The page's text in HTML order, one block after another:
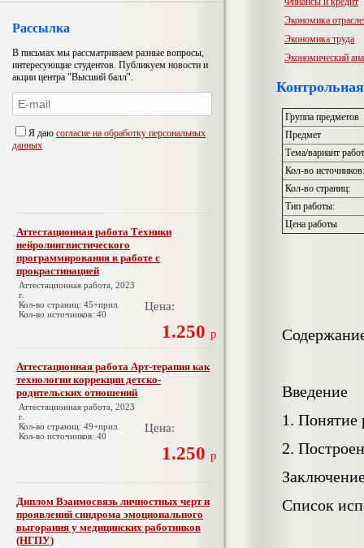
Рассылка
В письмах мы рассматриваем разные вопросы,
интересующие студентов. Публикуем новости и
акции центра "Высший балл".
Я даю согласие на обработку персональных
данных
Аттестационная работа Техники
нейролингвистического
программирования в работе с
прокрастинацией
Аттестационная работа, 2023
г.
Кол-во страниц: 45+прил.
Кол-во источников: 40
Цена:
1.250 р
Аттестационная работа Арт-терапия как
технологии коррекции детско-
родительских отношений
Аттестационная работа, 2023
г.
Кол-во страниц: 49+прил.
Кол-во источников: 40
Цена:
1.250 р
Диплом Взаимосвязь личностных черт и
проявлений синдрома эмоционального
выгорания у медицинских работников
(НГПУ)
Экономика
Экономика труда
Экономический
Группа предметов
Предмет
Тема/вариант
Кол-во источников:
Кол-во страниц:
Тип работы:
Цена работы
Введение
1. Понятие
2.
Список